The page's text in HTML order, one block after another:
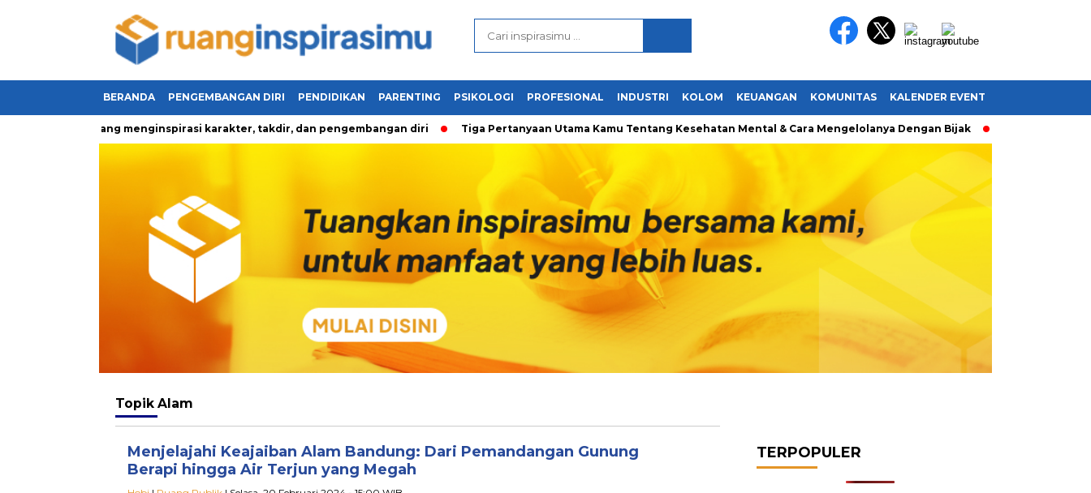
BERANDA PENGEMBANGAN DIRI PENDIDIKAN PARENTING PSIKOLOGI PROFESIONAL INDUSTRI KOLOM KEUANGAN KOMUNITAS KALENDER EVENT
kehidupan yang menginspirasi karakter, takdir, dan pengembangan diri Tiga Pertanyaan Utama Kamu Tentang Kesehatan Mental & Cara Mengelolanya Dengan Bijak Bagaimana
Topik Alam
Menjelajahi Keajaiban Alam Bandung: Dari Pemandangan Gunung
Berapi hingga Air Terjun yang Megah
TERPOPULER